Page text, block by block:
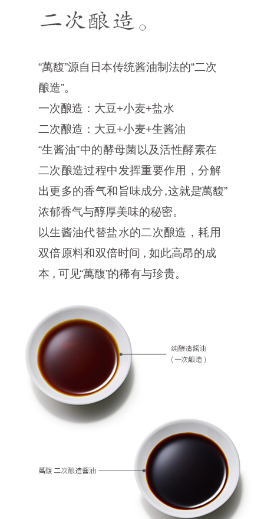
“萬馥”源自日本传统酱油制法的“二次
酿造”。
一次酿造：大豆+小麦+盐水
二次酿造：大豆+小麦+生酱油
“生酱油”中的酵母菌以及活性酵素在
二次酿造过程中发挥重要作用，分解
出更多的香气和旨味成分，这就是“萬馥
浓郁香气与醇厚美味的秘密。
以生酱油代替盐水的二次酿造，耗用
双倍原料和双倍时间，如此高昂的成
本，可见“萬馥”的稀有与珍贵。